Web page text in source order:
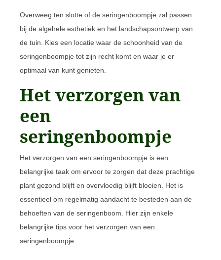
Overweeg ten slotte of de seringenboompje zal passen
bij de algehele esthetiek en het landschapsontwerp van
de tuin. Kies een locatie waar de schoonheid van de
seringenboompje tot zijn recht komt en waar je er
optimaal van kunt genieten.
Het verzorgen van
een
seringenboompje
Het verzorgen van een seringenboompje is een
belangrijke taak om ervoor te zorgen dat deze prachtige
plant gezond blijft en overvloedig blijft bloeien. Het is
essentieel om regelmatig aandacht te besteden aan de
behoeften van de seringenboom. Hier zijn enkele
belangrijke tips voor het verzorgen van een
seringenboompje: